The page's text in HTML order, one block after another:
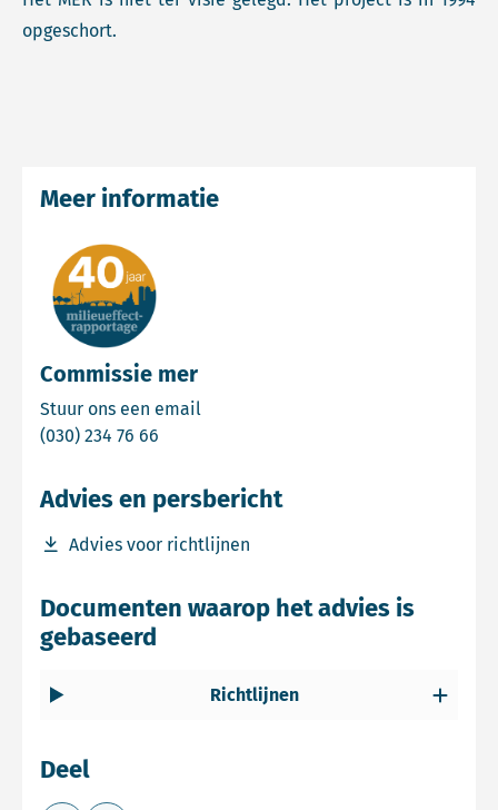
opgeschort.
Commissie mer
Stuur ons een email
(030) 234 76 66
Meer informatie
Advies en persbericht
Advies voor richtlijnen
Download bestand Advies voor richtlijnen
Documenten waarop het advies is
gebaseerd
Richtlijnen
Deel